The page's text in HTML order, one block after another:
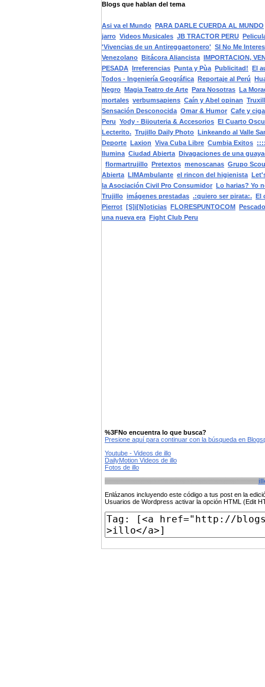
Blogs que hablan del tema
Asi va el Mundo PARA DARLE CUERDA AL MUNDO
jarro Videos Musicales JB TRACTOR PERU
'Vivencias de un Antireggaetonero' SI No Me
Venezolano Bitácora Aliancista IMPORTACION,
PESADA Irreferencias Punta y Pùa Publicitad! El
Todos - Ingeniería Geográfica Reportaje al Perú
Negro Magia Teatro de Arte Para Nosotras La
mortales verbumsapiens Caín y Abel opinan
Sensación Desconocida Omar & Humor Cafe y
Peru Yody - Bijouteria & Accesorios El Cuarto
Lecterito. Trujillo Daily Photo Linkeando al Valle
Deporte Laxion Viva Cuba Libre Cumbia Exitos
Ilumina Ciudad Abierta Divagaciones de una
flormartrujillo Pretextos menoscanas Grupo
Abierta LIMAmbulante el rincon del higienista
la Asociación Civil Pro Consumidor Lo harias? Yo
Trujillo imágenes prestadas .:quiero ser pirata:. El
Pierrot [S]i[N]oticias FLORESPUNTOCOM
una nueva era Fight Club Peru
%3FNo encuentra lo que busca?
Presione aquí para continuar con la búsqueda en
Youtube - Videos de illo
DailyMotion Videos de illo
Fotos de illo
Enlázanos incluyendo este código a tus post en la
Usuarios de Wordpress activar la opción HTML (Edit